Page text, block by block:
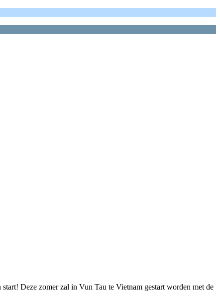
Deze zomer zal in Vun Tau te Vietnam gestart worden met de